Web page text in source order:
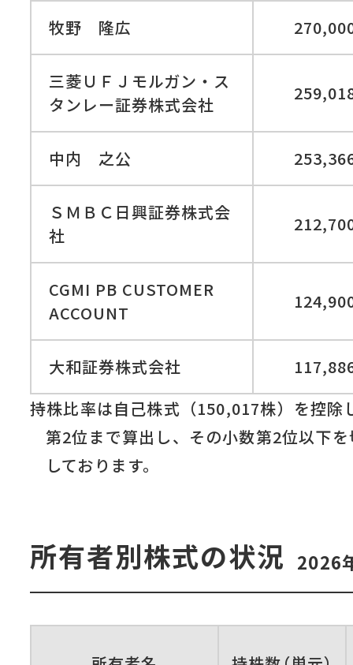
牧野 隆広
三菱ＵＦＪモルガン・ス
タンレー証券株式会社
中内 之公
ＳＭＢＣ日興証券株式会
社
CGMI PB CUSTOMER
ACCOUNT
大和証券株式会社
持株比率は自己株式（150,017株）を控除
第2位まで算出し、その小数第2位以下
しております。
所有者別株式の状況 2026